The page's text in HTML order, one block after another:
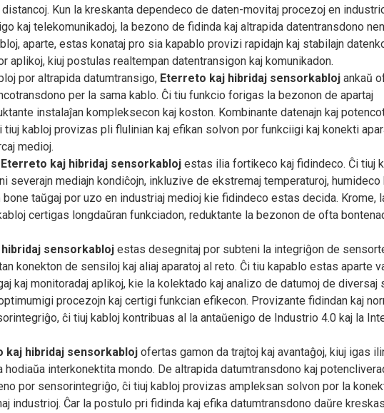
Kun la kreskanta dependeco de daten-movitaj procezoj en
kaj telekomunikadoj, la bezono de fidinda kaj altrapida datentransdono
aparte, estas konataj pro sia kapablo provizi rapidajn kaj stabilajn
aplikoj, kiuj postulas realtempan datentransigon kaj komunikadon.
por altrapida datumtransigo, Eterreto kaj hibridaj sensorkabloj ankaŭ
per la sama kablo. Ĉi tiu funkcio forigas la bezonon de apartaj
instalaĵan kompleksecon kaj koston. Kombinante datenajn kaj
tiuj kabloj provizas pli flulinian kaj efikan solvon por funkciigi kaj konekti
medioj.
Eterreto kaj hibridaj sensorkabloj estas ilia fortikeco kaj fidindeco. Ĉi tiuj
severajn mediajn kondiĉojn, inkluzive de ekstremaj temperaturoj, humideco
taŭgaj por uzo en industriaj medioj kie fidindeco estas decida. Krome,
certigas longdaŭran funkciadon, reduktante la bezonon de ofta
sensorkabloj estas desegnitaj por subteni la integriĝon de
konekton de sensiloj kaj aliaj aparatoj al reto. Ĉi tiu kapablo estas aparte
kaj monitoradaj aplikoj, kie la kolektado kaj analizo de datumoj de diversaj
procezojn kaj certigi funkcian efikecon. Provizante fidindan kaj
ĉi tiuj kabloj kontribuas al la antaŭenigo de Industrio 4.0 kaj la
kaj hibridaj sensorkabloj ofertas gamon da trajtoj kaj avantaĝoj, kiuj igas
hodiaŭa interkonektita mondo. De altrapida datumtransdono kaj
por sensorintegriĝo, ĉi tiuj kabloj provizas ampleksan solvon por la
industrioj. Ĉar la postulo pri fidinda kaj efika datumtransdono daŭre